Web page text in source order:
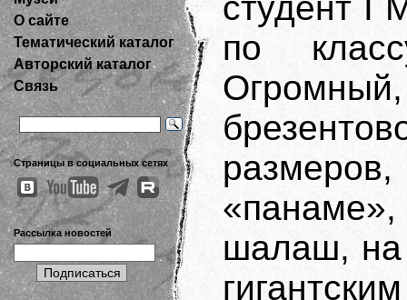
О сайте
Тематический каталог
Авторский каталог
Связь
Страницы в социальных сетях
Рассылка новостей
студент I
по
шалаш, на